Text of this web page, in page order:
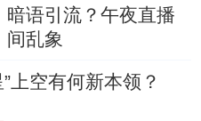
暗语引流？午夜直播
间乱象
”上空有何新本领？